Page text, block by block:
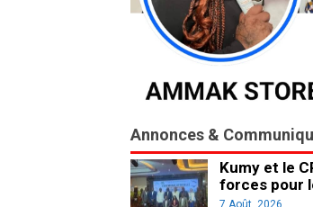
Annonces &
Kumy et le
forces pour